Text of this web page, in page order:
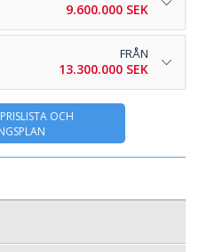
9.600.000 SEK
FRÅN
13.300.000 SEK
OCH